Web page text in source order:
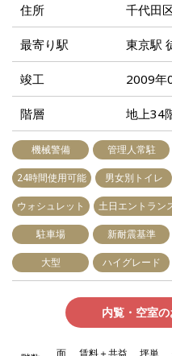
住所 千代田
最寄り駅 東京駅
竣工 2009年
階層 地上34
機械警備 管理人常駐
24時間使用可能 男女別トイレ
ウォシュレット 土日エントラン
駐車場 新耐震基準
大型 ハイグレード
内覧・空室
面 賃料＋共益 坪単